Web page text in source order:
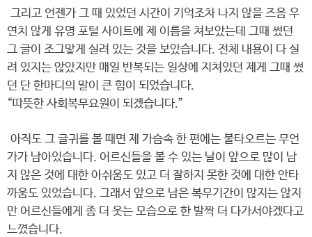
그리고 언젠가 그 때 있었던 시간이 기억조차 나지 않을 즈음 우
연치 않게 유명 포털 사이트에 제 이름을 쳐보았는데 그때 썼던
그 글이 조그맣게 실려 있는 것을 보았습니다. 전체 내용이 다 실
려 있지는 않았지만 매일 반복되는 일상에 지쳐있던 제게 그때 썼
던 단 한마디의 말이 큰 힘이 되었습니다.
“따뜻한 사회복무요원이 되겠습니다.”
아직도 그 글귀를 볼 때면 제 가슴속 한 편에는 불타오르는 무언
가가 남아있습니다. 어르신들을 볼 수 있는 날이 앞으로 많이 남
지 않은 것에 대한 아쉬움도 있고 더 잘하지 못한 것에 대한 안타
까움도 있었습니다. 그래서 앞으로 남은 복무기간이 많지는 않지
만 어르신들에게 좀 더 웃는 모습으로 한 발짝 더 다가서야겠다고
느꼈습니다.